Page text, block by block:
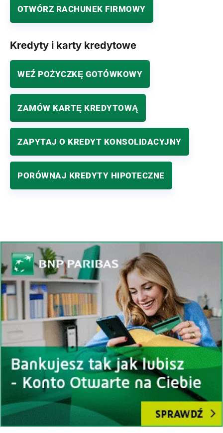
OTWÓRZ RACHUNEK FIRMOWY
Kredyty i karty kredytowe
WEŹ POŻYCZKĘ GOTÓWKOWY
ZAMÓW KARTĘ KREDYTOWĄ
ZAPYTAJ O KREDYT KONSOLIDACYJNY
PORÓWNAJ KREDYTY HIPOTECZNE